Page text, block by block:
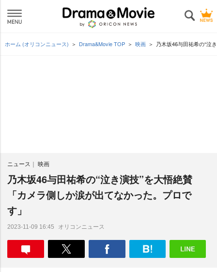
ホーム (オリコンニュース) Drama&Movie TOP 映画 乃木坂46与田祐希の“泣
ニュース 映画
乃木坂46与田祐希の“泣き演技”を大悟絶賛
「カメラ側しか涙が出てなかった。プロで
す」
2023-11-09 16:45 オリコンニュース